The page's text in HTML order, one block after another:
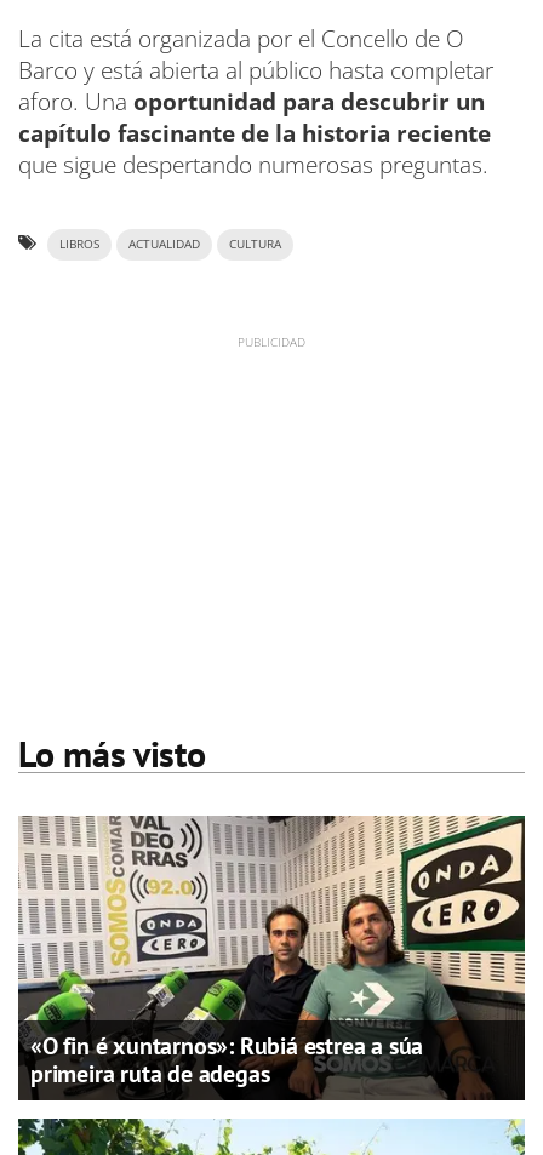
La cita está organizada por el Concello de O
Barco y está abierta al público hasta completar
aforo. Una oportunidad para descubrir un
capítulo fascinante de la historia reciente
que sigue despertando numerosas preguntas.
LIBROS ACTUALIDAD CULTURA
Lo más visto
«O fin é xuntarnos»: Rubiá estrea a súa
primeira ruta de adegas